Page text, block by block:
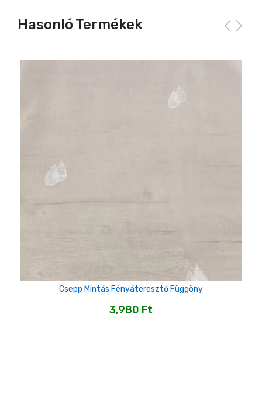
Hasonló Termékek
Csepp Mintás Fényáteresztő Függöny
3,980 Ft